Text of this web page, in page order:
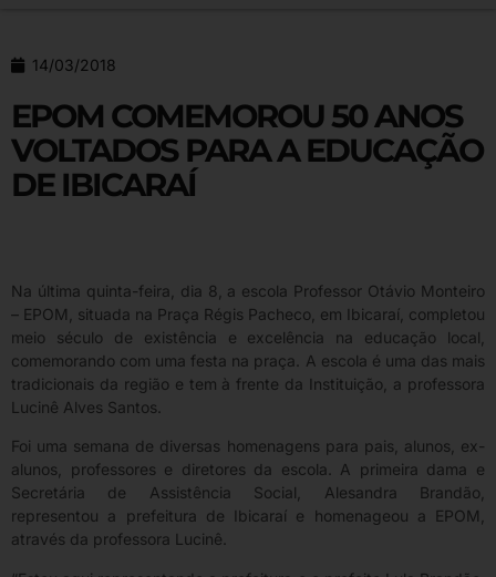
14/03/2018
EPOM COMEMOROU 50 ANOS
VOLTADOS PARA A EDUCAÇÃO
DE IBICARAÍ
Na última quinta-feira, dia 8, a escola Professor Otávio Monteiro
– EPOM, situada na Praça Régis Pacheco, em Ibicaraí, completou
meio século de existência e excelência na educação local,
comemorando com uma festa na praça. A escola é uma das mais
tradicionais da região e tem à frente da Instituição, a professora
Lucinê Alves Santos.
Foi uma semana de diversas homenagens para pais, alunos, ex-
alunos, professores e diretores da escola. A primeira dama e
Secretária de Assistência Social, Alesandra Brandão,
representou a prefeitura de Ibicaraí e homenageou a EPOM,
através da professora Lucinê.